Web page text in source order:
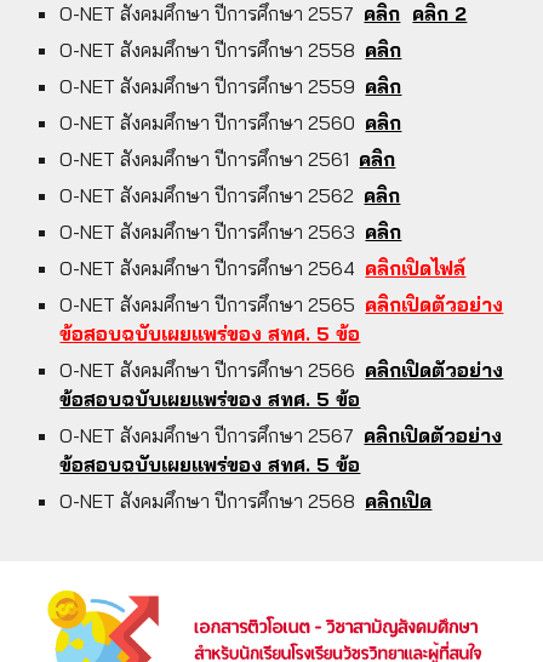
O-NET สังคมศึกษา ปีการศึกษา 2557 คลิก คลิก 2
O-NET สังคมศึกษา ปีการศึกษา 2558 คลิก
O-NET สังคมศึกษา ปีการศึกษา 2559 คลิก
O-NET สังคมศึกษา ปีการศึกษา 2560 คลิก
O-NET สังคมศึกษา ปีการศึกษา 2561 คลิก
O-NET สังคมศึกษา ปีการศึกษา 2562 คลิก
O-NET สังคมศึกษา ปีการศึกษา 2563 คลิก
O-NET สังคมศึกษา ปีการศึกษา 2564 คลิกเปิดไฟล์
O-NET สังคมศึกษา ปีการศึกษา 2565 คลิกเปิดตัวอย่าง
ข้อสอบฉบับเผยแพร่ของ สทศ. 5 ข้อ
O-NET สังคมศึกษา ปีการศึกษา 2566 คลิกเปิดตัวอย่าง
ข้อสอบฉบับเผยแพร่ของ สทศ. 5 ข้อ
O-NET สังคมศึกษา ปีการศึกษา 2567 คลิกเปิดตัวอย่าง
ข้อสอบฉบับเผยแพร่ของ สทศ. 5 ข้อ
O-NET สังคมศึกษา ปีการศึกษา 2568 คลิกเปิด